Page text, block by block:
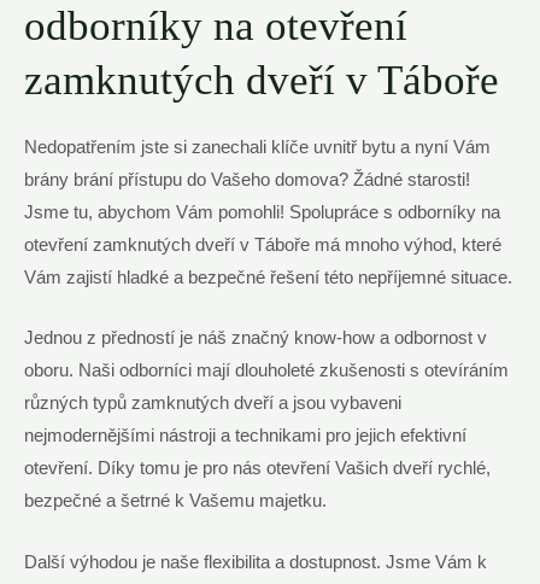
odborníky na otevření
zamknutých dveří v Táboře
Nedopatřením jste⁤ si zanechali klíče‌ uvnitř bytu a nyní Vám
brány brání přístupu do Vašeho ⁤domova? Žádné starosti!
Jsme tu, abychom Vám pomohli! Spolupráce ​s odborníky na
otevření zamknutých dveří v Táboře ‌má mnoho výhod, které
Vám zajistí hladké a bezpečné řešení této nepříjemné situace.
Jednou z předností je náš značný know-how a odbornost v
oboru. Naši odborníci mají dlouholeté zkušenosti s ⁣otevíráním
různých ⁣typů zamknutých dveří a jsou vybaveni
‍nejmodernějšími nástroji a technikami pro jejich​ efektivní
otevření. Díky ⁣tomu ‌je pro nás otevření Vašich dveří rychlé,
bezpečné a šetrné k Vašemu ⁣majetku.
Další výhodou je naše flexibilita a dostupnost. Jsme Vám k